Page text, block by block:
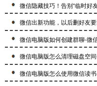
微信隐藏技巧！告别“临时好
微信出新功能，以后删好友
微信电脑版如何创建群聊-微
微信电脑版怎么清理磁盘空
微信电脑版怎么使用微信读